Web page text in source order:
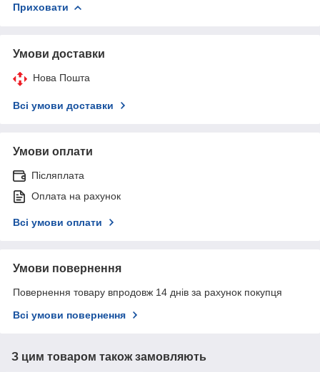
Приховати
Умови доставки
Нова Пошта
Всі умови доставки
Умови оплати
Післяплата
Оплата на рахунок
Всі умови оплати
Умови повернення
Повернення товару впродовж 14 днів за рахунок покупця
Всі умови повернення
З цим товаром також замовляють